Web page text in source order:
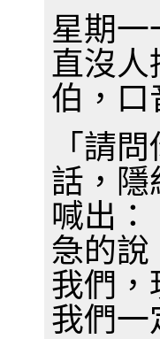
星期一
直沒人
伯，口
「請
話，隱
喊出：
急的說
我們，
我們一